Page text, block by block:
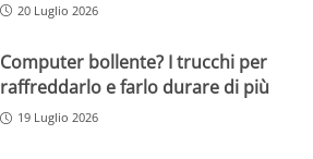
20 Luglio 2026
Computer bollente? I trucchi per
raffreddarlo e farlo durare di più
19 Luglio 2026